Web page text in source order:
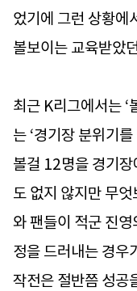
었기에 그런 상황에
볼보이는 교육받았
최근 K리그에서는 ‘
는 ‘경기장 분위기
볼걸 12명을 경기장
도 없지 않지만 무
와 팬들이 적군 진
정을 드러내는 경우
작전은 절반쯤 성공